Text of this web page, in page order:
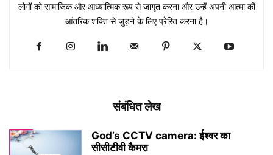
लोगों को सामाजिक और आध्यात्मिक रूप से जागृत करना और उन्हें अपनी आत्मा की
आंतरिक शक्ति से जुड़ने के लिए प्रेरित करना है।
संबंधित लेख
God’s CCTV camera: ईश्वर का
सीसीटीवी कैमरा